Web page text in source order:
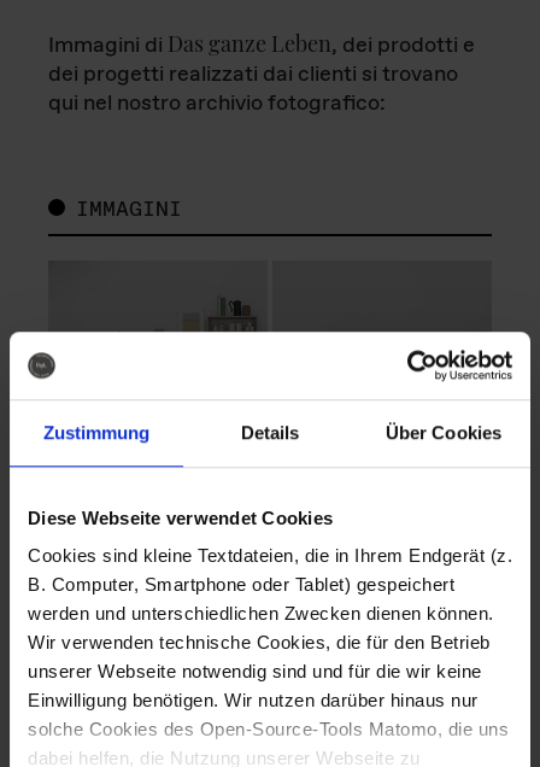
Zustimmung Details Über Cookies
Diese Webseite verwendet Cookies
Cookies sind kleine Textdateien, die in Ihrem Endgerät (z.
B. Computer, Smartphone oder Tablet) gespeichert
werden und unterschiedlichen Zwecken dienen können.
Wir verwenden technische Cookies, die für den Betrieb
unserer Webseite notwendig sind und für die wir keine
Einwilligung benötigen. Wir nutzen darüber hinaus nur
solche Cookies des Open-Source-Tools Matomo, die uns
dabei helfen, die Nutzung unserer Webseite zu
Immagini di Das ganze Leben, dei prodotti e
dei progetti realizzati dai clienti si trovano
qui nel nostro archivio fotografico:
IMMAGINI
Fotografo: Lorenz
Sternbach
Download
Fotografo: Lorenz
Sternbach
Download